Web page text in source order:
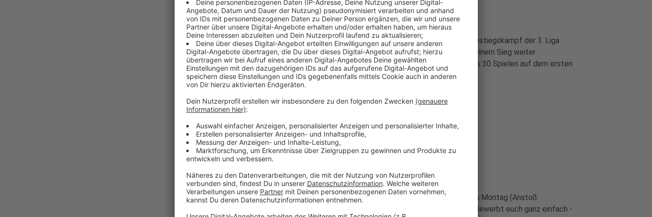
Anzeige
Während es für die Sportfreunde Lotte um wichtige Punkte im Abstiegskampf der 3. Liga
geht, möchte der VfL Osnabrück seine Aufstiegsambitionen mit einem Sieg weiter
untermauern. Aktuell rangieren die Lila-Weißen mit 61 Punkten aus 30 Spielen auf dem ersten
Platz, die Sportfreunde sind aktuell Tabellen-14. mit 36 Zähler.
Sören und Kathleen schenken euch Tickets
Anzeige
Sören und Kathleen schenken euch Tickets für diesen Kracher am Montag (Anstoß:
01.04.2019 um 19 Uhr) in der Westtribüne an der Bremer Brücke. Bewerbt euch ganz einfach -